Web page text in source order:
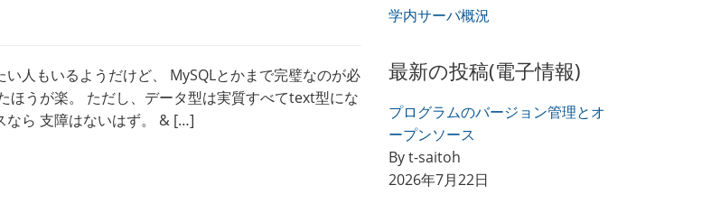
人もいるようだけど、 MySQLとかまで完璧なのが必
ほうが楽。 ただし、データ型は実質すべてtext型にな
なら 支障はないはず。 & […]
学内サーバ概況
最新の投稿(電子情報)
プログラムのバージョン管理とオ
ープンソース
By t-saitoh
2026年7月22日